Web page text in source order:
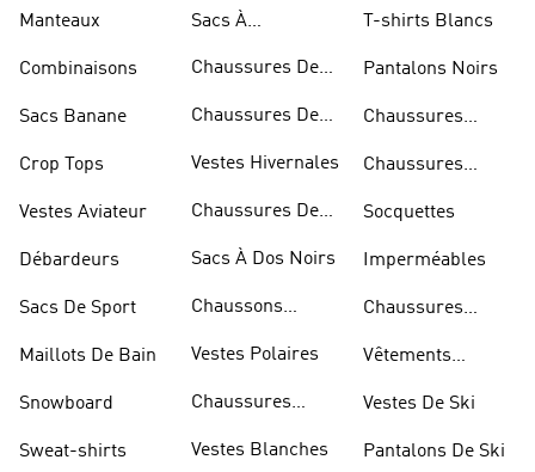
Manteaux
Combinaisons
Sacs Banane
Crop Tops
Vestes Aviateur
Débardeurs
Sacs De Sport
Maillots De Bain
Snowboard
Sweat-shirts
Sacs À
Chaussures De
Chaussures De
Vestes Hivernales
Chaussures De
Sacs À Dos Noirs
Chaussons
Vestes Polaires
Chaussures
Vestes Blanches
T-shirts Blancs
Pantalons Noirs
Chaussures
Chaussures
Socquettes
Imperméables
Chaussures
Vêtements
Vestes De Ski
Pantalons De Ski